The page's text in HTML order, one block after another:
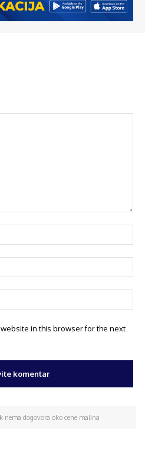
website in this browser for the next